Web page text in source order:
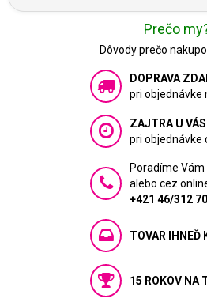
Prečo
Dôvody prečo
DOPRAVA
pri objednávke
ZAJTRA U VÁS
pri objednávke
Poradíme
alebo cez
+421 46/312
TOVAR IHNEĎ
15 ROKOV NA